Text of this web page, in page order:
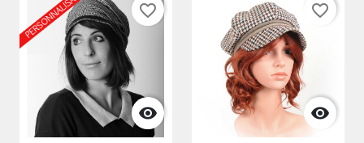

favorite_border

favorite_border